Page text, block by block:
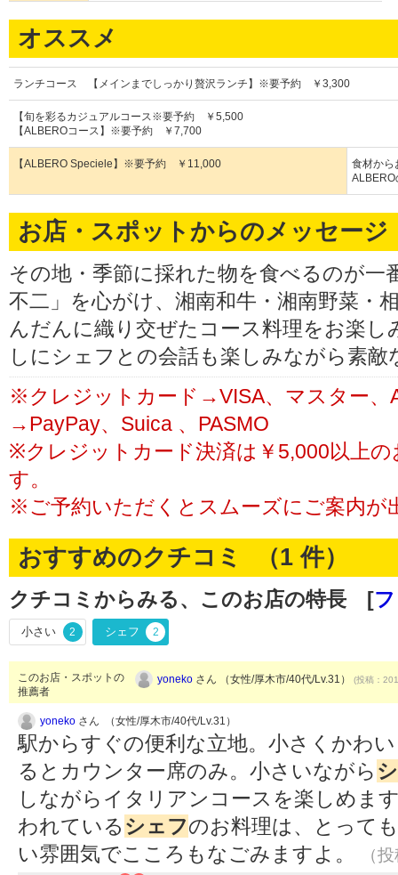
オススメ
ランチコース 【メインまでしっかり贅沢ランチ】※要予約 ￥3,300
【旬を彩るカジュアルコース※要予約 ￥5,500
【ALBEROコース】※要予約 ￥7,700
【ALBERO Speciele】※要予約 ￥11,000
食材から
ALBERO
お店・スポットからのメッセージ
その地・季節に採れた物を食べるのが一
不二」を心がけ、湘南和牛・湘南野菜・
んだんに織り交ぜたコース料理をお楽
しにシェフとの会話も楽しみながら素
※クレジットカード→VISA、マスター、
→PayPay、Suica 、PASMO
※クレジットカード決済は￥5,000以上
す。
※ご予約いただくとスムーズにご案内が
おすすめのクチコミ （1 件）
クチコミからみる、このお店の特長 [
小さい 2 シェフ 2
このお店・スポットの
推薦者
yoneko さん （女性/厚木市/40代/Lv.31） (投稿：
yoneko さん （女性/厚木市/40代/Lv.31）
駅からすぐの便利な立地。小さくかわ
るとカウンター席のみ。小さいながら
しながらイタリアンコースを楽しめま
われている シェフのお料理は、とって
い雰囲気でこころもなごみますよ。
（